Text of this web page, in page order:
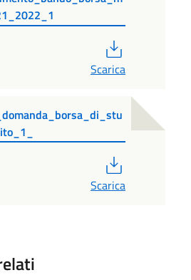
Scarica
Scarica